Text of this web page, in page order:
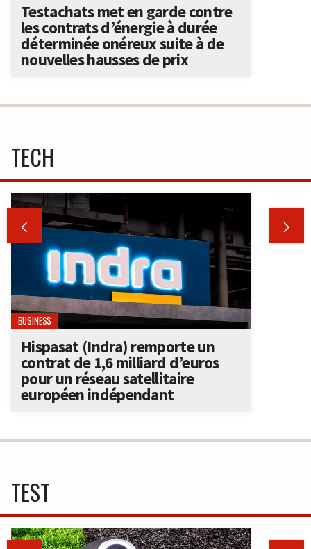
Testachats met en garde contre
les contrats d’énergie à durée
déterminée onéreux suite à de
nouvelles hausses de prix
TECH
 
BUSINESS
Hispasat (Indra) remporte un
contrat de 1,6 milliard d’euros
pour un réseau satellitaire
européen indépendant
TEST